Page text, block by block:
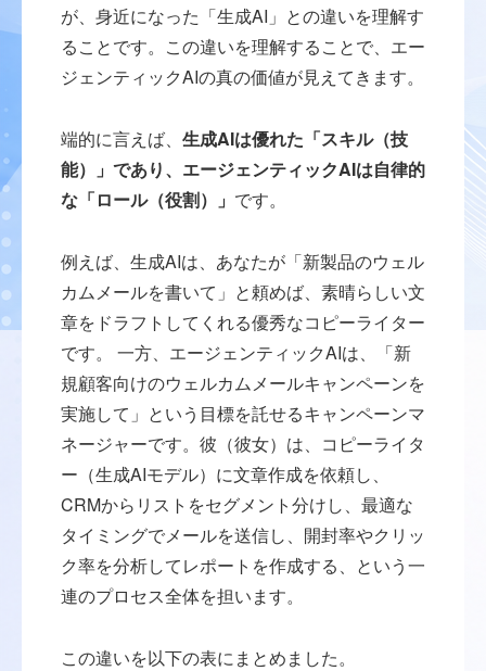
が、身近になった「生成AI」との違いを理解す
ることです。この違いを理解することで、エー
ジェンティックAIの真の価値が見えてきます。
端的に言えば、 生成AIは優れた「スキル（技
能）」であり、エージェンティックAIは自律的
な「ロール（役割）」 です。
例えば、生成AIは、あなたが「新製品のウェル
カムメールを書いて」と頼めば、素晴らしい文
章をドラフトしてくれる優秀なコピーライター
です。 一方、エージェンティックAIは、「新
規顧客向けのウェルカムメールキャンペーンを
実施して」という目標を託せるキャンペーンマ
ネージャーです。彼（彼女）は、コピーライタ
ー（生成AIモデル）に文章作成を依頼し、
CRMからリストをセグメント分けし、最適な
タイミングでメールを送信し、開封率やクリッ
ク率を分析してレポートを作成する、という一
連のプロセス全体を担います。
この違いを以下の表にまとめました。